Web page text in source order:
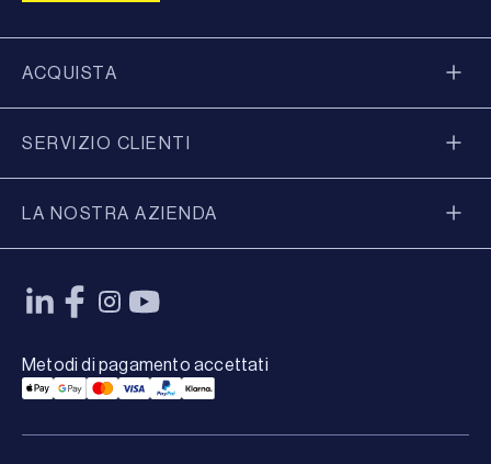
ACQUISTA
SERVIZIO CLIENTI
LA NOSTRA AZIENDA
Metodi di pagamento accettati
Applepay Payment
Googlepay Payment
Mastercard Payment
Visa Payment
Paypal Payment
Klarna Payment